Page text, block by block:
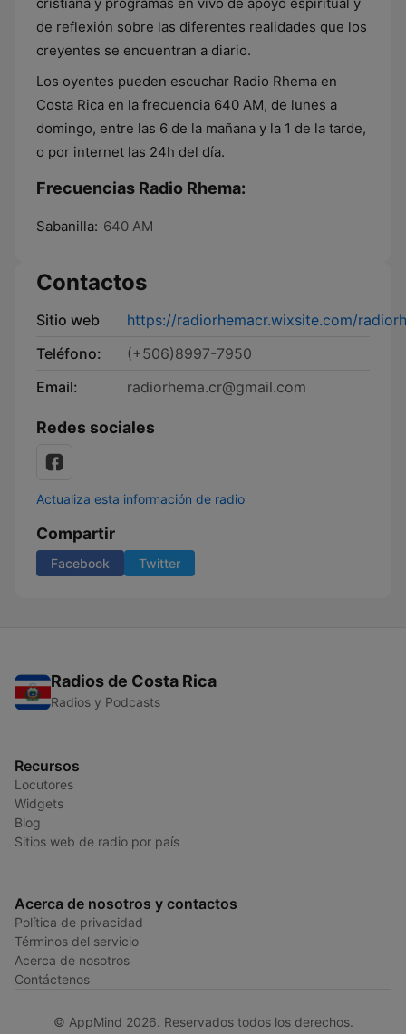
de reflexión sobre las diferentes realidades que los
creyentes se encuentran a diario.
Los oyentes pueden escuchar Radio Rhema en
Costa Rica en la frecuencia 640 AM, de lunes a
domingo, entre las 6 de la mañana y la 1 de la tarde,
o por internet las 24h del día.
Frecuencias Radio Rhema:
Sabanilla: 640 AM
Contactos
Sitio web
https://radiorhemacr.wixsite.com/
Teléfono:
(+506)8997-7950
Email:
radiorhema.cr@gmail.com
Redes sociales
Actualiza esta información de radio
Compartir
Facebook Twitter
Radios de Costa Rica
Radios y Podcasts
Recursos
Locutores
Widgets
Blog
Sitios web de radio por país
Acerca de nosotros y contactos
Política de privacidad
Términos del servicio
Acerca de nosotros
Contáctenos
© AppMind 2026. Reservados todos los derechos.